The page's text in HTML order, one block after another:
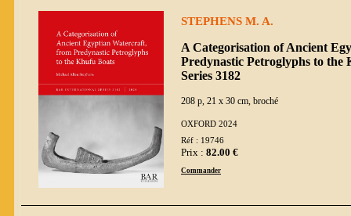
STEPHENS M. A.
A Categorisation of Ancient
Predynastic Petroglyphs to
Series 3182
208 p, 21 x 30 cm, broché
OXFORD 2024
Réf : 19746
Prix : 82.00 €
Commander